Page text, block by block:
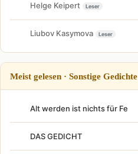
Helge Keipert Leser
Liubov Kasymova Leser
Meist gelesen · Sonstige Gedichte
Alt werden ist nichts für Fe
DAS GEDICHT